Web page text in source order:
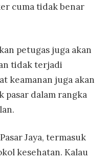
cuma tidak benar
petugas juga akan
tidak terjadi
keamanan juga akan
pasar dalam rangka
Jaya, termasuk
kesehatan. Kalau